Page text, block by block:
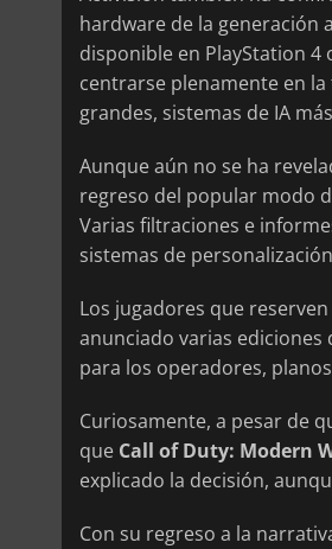
hardware de la generación
disponible en PlayStation
centrarse plenamente en
grandes, sistemas de IA
Aunque aún no se ha
regreso del popular modo
Varias filtraciones e
sistemas de
Los jugadores que
anunciado varias
para los operadores,
Curiosamente, a pesar de
que Call of Duty: Modern
explicado la decisión,
Con su regreso a la